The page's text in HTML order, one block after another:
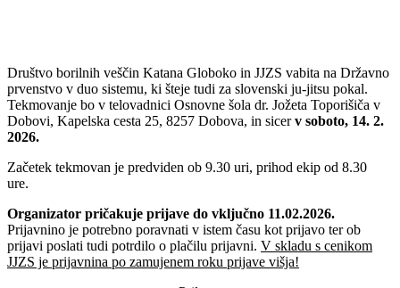
Društvo borilnih veščin Katana Globoko in JJZS vabita na Državno
prvenstvo v duo sistemu, ki šteje tudi za slovenski ju-jitsu pokal.
Tekmovanje bo v telovadnici Osnovne šola dr. Jožeta Toporišiča v
Dobovi, Kapelska cesta 25, 8257 Dobova, in sicerv soboto, 14. 2.
2026.
Začetek tekmovan je predviden ob 9.30 uri, prihod ekip od 8.30
ure.
Organizator pričakuje prijave do vključno 11.02.2026.
Prijavnino je potrebno poravnati v istem času kot prijavo ter ob
prijavi poslati tudi potrdilo o plačilu prijavni. V skladu s cenikom
JJZS je prijavnina po zamujenem roku prijave višja!